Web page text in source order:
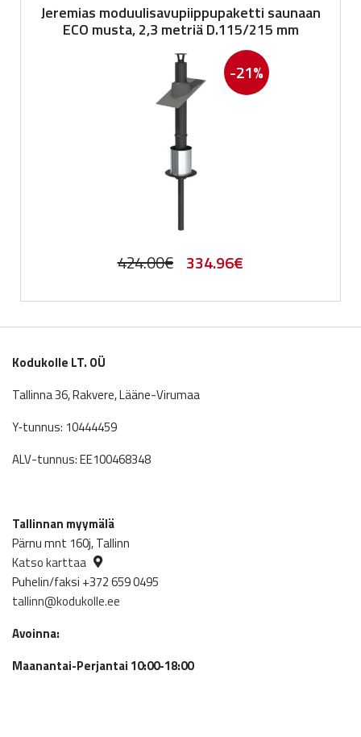
Jeremias moduulisavupiippupaketti saunaan
ECO musta, 2,3 metriä D.115/215 mm
-21%
424.00€ Original
334.96€
Kodukolle LT. OÜ
Tallinna 36, Rakvere, Lääne-Virumaa
Y‑tunnus: 10444459
ALV-tunnus: EE100468348
Tallinnan myymälä
Pärnu mnt 160j, Tallinn
Katso karttaa
Puhelin/faksi +372 659 0495
tallinn@kodukolle.ee
Avoinna:
Maanantai-Perjantai 10:00-18:00